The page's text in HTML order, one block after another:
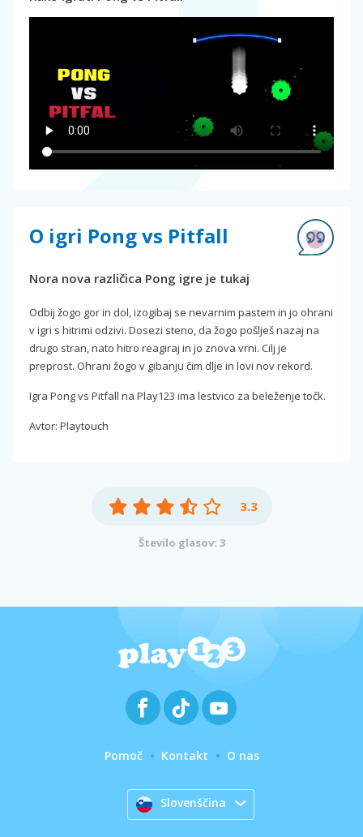
O igri Pong vs Pitfall
Nora nova različica Pong igre je tukaj
Odbij žogo gor in dol, izogibaj se nevarnim pastem in jo ohrani
v igri s hitrimi odzivi. Dosezi steno, da žogo pošlješ nazaj na
drugo stran, nato hitro reagiraj in jo znova vrni. Cilj je
preprost. Ohrani žogo v gibanju čim dlje in lovi nov rekord.
Igra Pong vs Pitfall na Play123 ima lestvico za beleženje točk.
Avtor: Playtouch
3.3
Število glasov: 3
Pomoč Kontakt O nas
Slovenščina